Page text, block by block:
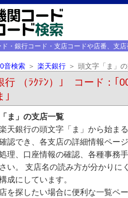
ド・銀行コード・支店コードや店番、支店
音検索 楽天銀行 頭文字「ま」
行 （ﾗｸﾃﾝ）｣ コード：｢
｣
ま」の支店一覧
天銀行の頭文字「ま」から始ま
認でき、各支店の詳細情報ペー
理、口座情報の確認、各種事務
い。 支店名の読み方が分かり
成にしています。
を探したい場合に便利な一覧ペ